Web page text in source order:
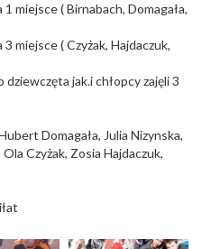
miejsce ( Birnabach, Domagała,
miejsce ( Czyżak, Hajdaczuk,
jak.i chłopcy zajęli 3
Domagała, Julia Nizynska,
Czyżak, Zosia Hajdaczuk,